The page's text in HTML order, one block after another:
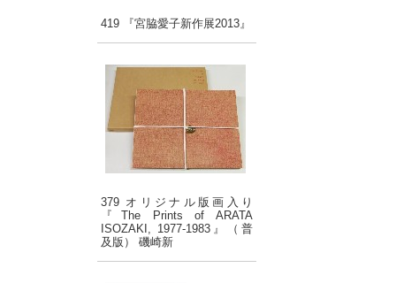
419 『宮脇愛子新作展2013』
379 オリジナル版画入り
『The Prints of ARATA
ISOZAKI, 1977-1983』（普
及版） 磯崎新